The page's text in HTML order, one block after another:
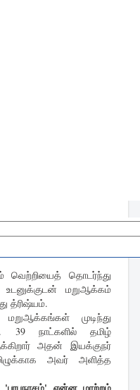
வெற்றியைத் தொடர்ந்து
மறுஆக்கம்
த்ரிஷ்யம்.
முடிந்து
39 நாட்களில் தமிழ்
அதன் இயக்குநர்
அவர் அளித்த